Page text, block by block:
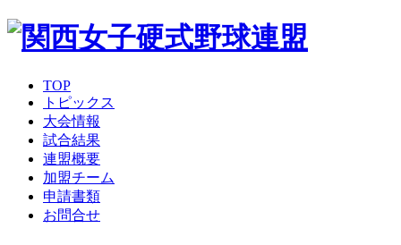
TOP
トピックス
大会情報
試合結果
連盟概要
加盟チーム
申請書類
お問合せ